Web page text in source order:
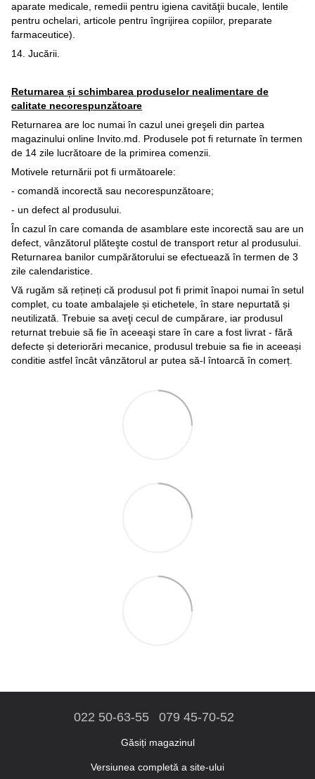
aparate medicale, remedii pentru igiena cavităţii bucale, lentile
pentru ochelari, articole pentru îngrijirea copiilor, preparate
farmaceutice).
14. Jucării.
Returnarea și schimbarea produselor nealimentare de
calitate necorespunzătoare
Returnarea are loc numai în cazul unei greşeli din partea
magazinului online Invito.md. Produsele pot fi returnate în termen
de 14 zile lucrătoare de la primirea comenzii.
Motivele returnării pot fi următoarele:
- comandă incorectă sau necorespunzătoare;
- un defect al produsului.
În cazul în care comanda de asamblare este incorectă sau are un
defect, vânzătorul plăteşte costul de transport retur al produsului.
Returnarea banilor cumpărătorului se efectuează în termen de 3
zile calendaristice.
Vă rugăm să rețineți că produsul pot fi primit înapoi numai în setul
complet, cu toate ambalajele și etichetele, în stare nepurtată și
neutilizată. Trebuie sa aveţi cecul de cumpărare, iar produsul
returnat trebuie să fie în aceeaşi stare în care a fost livrat - fără
defecte și deteriorări mecanice, produsul trebuie sa fie in aceeași
conditie astfel încât vânzătorul ar putea să-l întoarcă în comerț.
022 50-63-55 079 45-70-52
Găsiți magazinul
Versiunea completă a site-ului